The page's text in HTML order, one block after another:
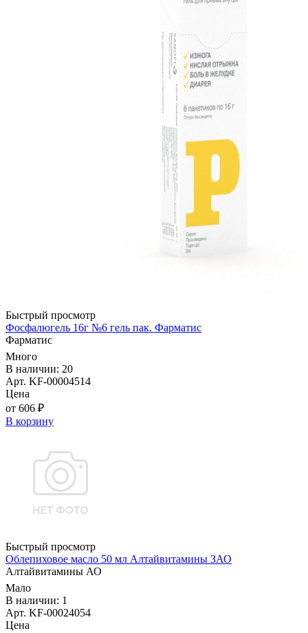
Быстрый просмотр
Фосфалюгель 16г №6 гель пак. Фарматис
Фарматис
Много
В наличии: 20
Арт. KF-00004514
Цена
от 606 ₽
В корзину
Быстрый просмотр
Облепиховое масло 50 мл Алтайвитамины ЗАО
Алтайвитамины АО
Мало
В наличии: 1
Арт. KF-00024054
Цена